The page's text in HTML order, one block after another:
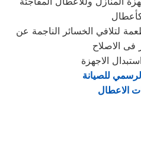
فى الاصلاح
الاجهزة
للصيانة
الاعطال